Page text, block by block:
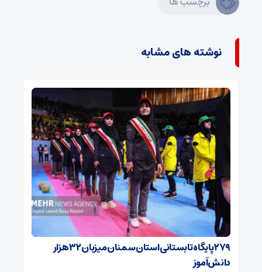
نوشته های مشابه
۲۷۹ پایگاه تابستانی استان سمنان میزبان ۳۲ هزار
دانش‌آموز